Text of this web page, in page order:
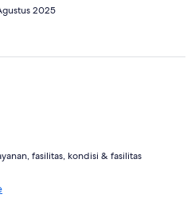
2025
fasilitas, kondisi & fasilitas